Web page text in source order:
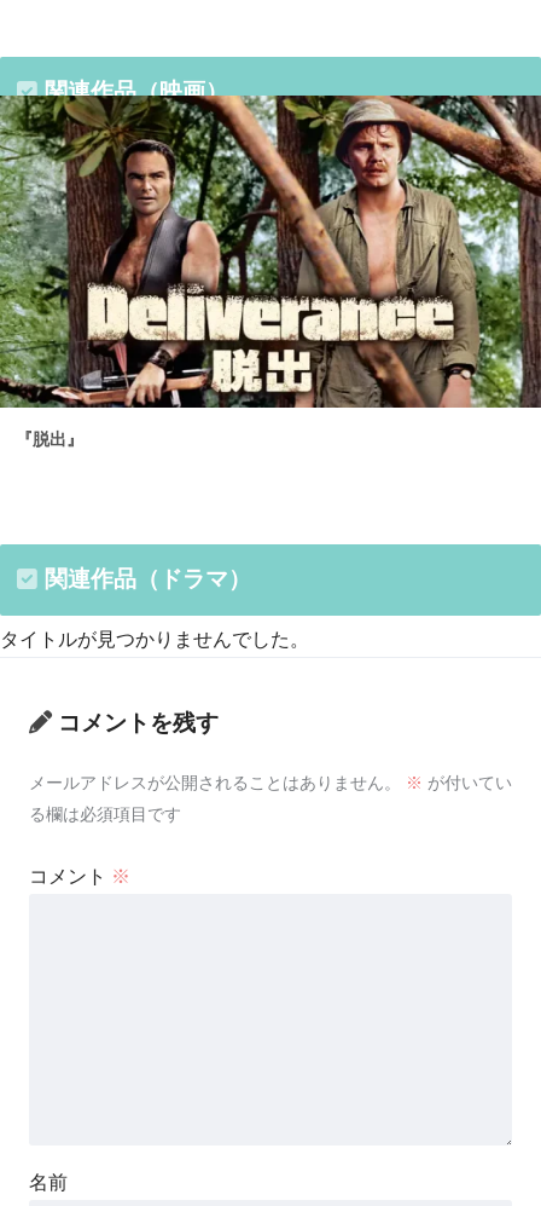
関連作品（映画）
『脱出』
関連作品（ドラマ）
タイトルが見つかりませんでした。
コメントを残す
メールアドレスが公開されることはありません。 ※ が付いてい
る欄は必須項目です
コメント ※
名前